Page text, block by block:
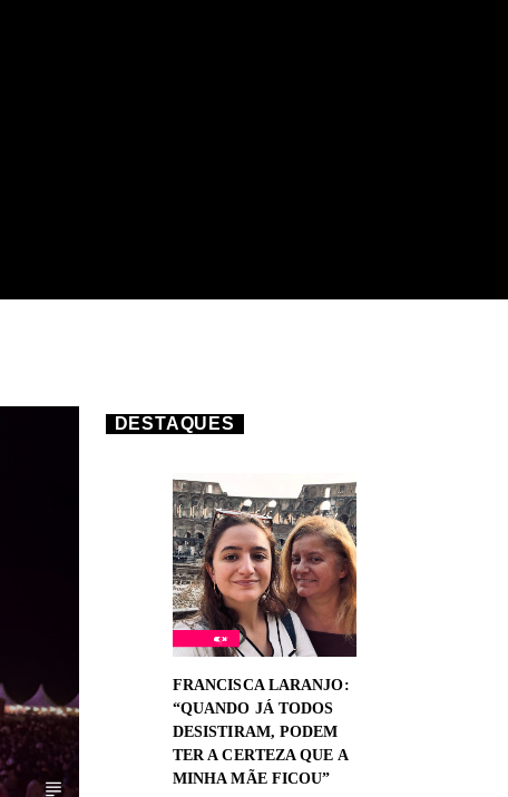
DESTAQUES
FRANCISCA LARANJO:
“QUANDO JÁ TODOS
DESISTIRAM, PODEM
TER A CERTEZA QUE A
MINHA MÃE FICOU”